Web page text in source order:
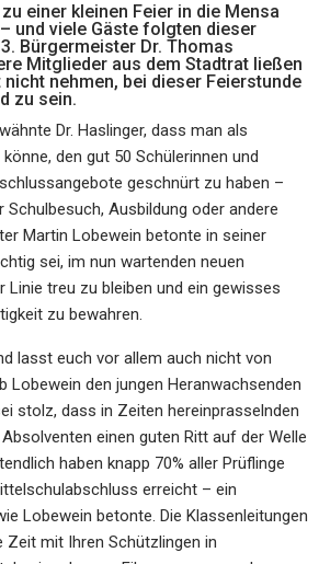
einer kleinen Feier in die Mensa
und viele Gäste folgten dieser
Bürgermeister Dr. Thomas
Mitglieder aus dem Stadtrat ließen
nehmen, bei dieser Feierstunde
zu sein.
Dr. Haslinger, dass man als
den gut 50 Schülerinnen und
geschnürt zu haben –
Schulbesuch, Ausbildung oder andere
Martin Lobewein betonte in seiner
sei, im nun wartenden neuen
Linie treu zu bleiben und ein gewisses
zu bewahren.
lasst euch vor allem auch nicht von
Lobewein den jungen Heranwachsenden
stolz, dass in Zeiten hereinprasselnden
einen guten Ritt auf der Welle
haben knapp 70% aller Prüflinge
erreicht – ein
Lobewein betonte. Die Klassenleitungen
Zeit mit Ihren Schützlingen in